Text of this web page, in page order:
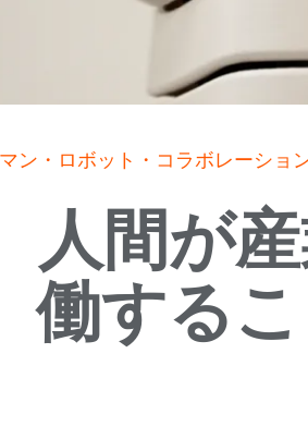
ン・ロボット・コラボレーショ
人間が
働する